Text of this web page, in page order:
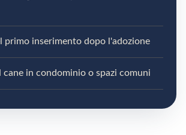
primo inserimento dopo l'adozione
cane in condominio o spazi comuni